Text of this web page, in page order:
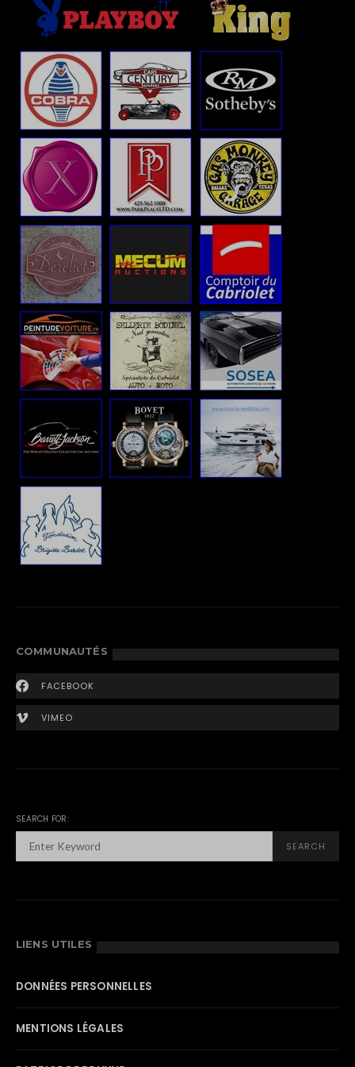
COMMUNAUTÉS
FACEBOOK
VIMEO
SEARCH FOR:
SEARCH
LIENS UTILES
DONNÉES PERSONNELLES
MENTIONS LÉGALES